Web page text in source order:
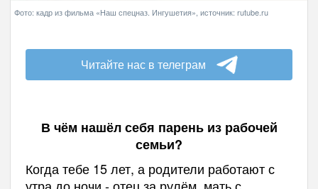
Фото: кадр из фильма «Наш спецназ. Ингушетия», источник: rutube.ru
Читайте нас в телеграм
В чём нашёл себя парень из рабочей
семьи?
Когда тебе 15 лет, а родители работают с
утра до ночи - отец за рулём, мать с